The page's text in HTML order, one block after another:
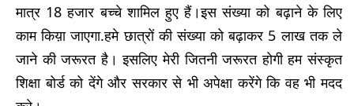
मात्र 18 हजार बच्चे शामिल हुए हैं।इस संख्या को बढ़ाने के लिए
काम किय़ा जाएगा.हमे छात्रों की संख्या को बढ़ाकर 5 लाख तक ले
जाने की जरूरत है। इसलिए मेरी जितनी जरूरत होगी हम संस्कृत
शिक्षा बोर्ड को देंगे और सरकार से भी अपेक्षा करेंगे कि वह भी मदद